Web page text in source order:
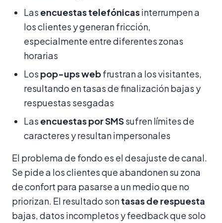
Las encuestas telefónicasinterrumpen a
los clientes y generan fricción,
especialmente entre diferentes zonas
horarias
Los pop-ups webfrustran a los visitantes,
resultando en tasas de finalización bajas y
respuestas sesgadas
Las encuestas por SMSsufren límites de
caracteres y resultan impersonales
El problema de fondo es el desajuste de canal.
Se pide a los clientes que abandonen su zona
de confort para pasarse a un medio que no
priorizan. El resultado sontasas de respuesta
bajas, datos incompletos y feedback que solo